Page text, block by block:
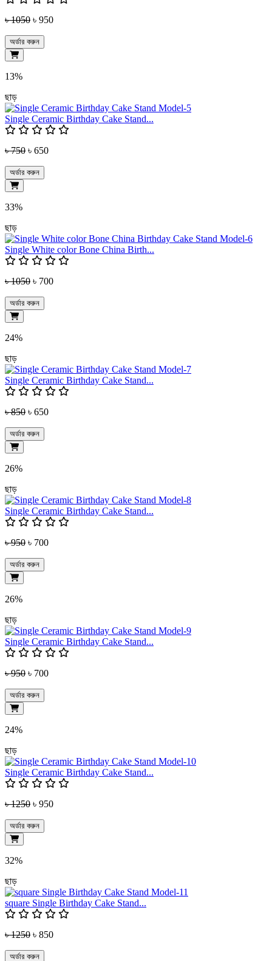
৳ 1050 ৳ 950
অর্ডার করুন
13%
ছাড়
Single Ceramic Birthday Cake Stand...
৳ 750 ৳ 650
অর্ডার করুন
33%
ছাড়
Single White color Bone China Birth...
৳ 1050 ৳ 700
অর্ডার করুন
24%
ছাড়
Single Ceramic Birthday Cake Stand...
৳ 850 ৳ 650
অর্ডার করুন
26%
ছাড়
Single Ceramic Birthday Cake Stand...
৳ 950 ৳ 700
অর্ডার করুন
26%
ছাড়
Single Ceramic Birthday Cake Stand...
৳ 950 ৳ 700
অর্ডার করুন
24%
ছাড়
Single Ceramic Birthday Cake Stand...
৳ 1250 ৳ 950
অর্ডার করুন
32%
ছাড়
square Single Birthday Cake Stand...
৳ 1250 ৳ 850
অর্ডার করুন